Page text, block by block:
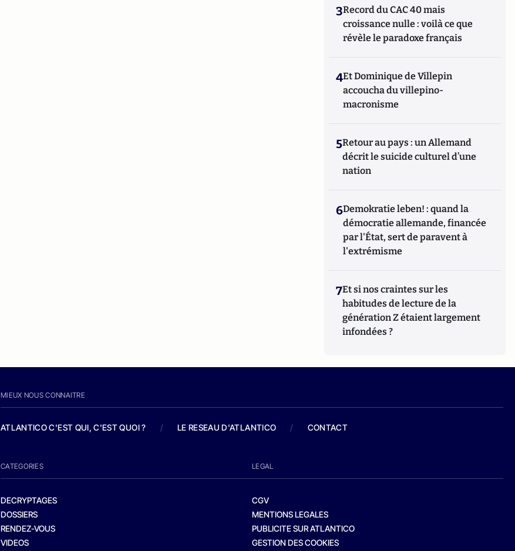
3Record du CAC 40 mais
croissance nulle : voilà ce que
révèle le paradoxe français
4Et Dominique de Villepin
accoucha du villepino-
macronisme
5Retour au pays : un Allemand
décrit le suicide culturel d’une
nation
6Demokratie leben! : quand la
démocratie allemande, financée
par l'État, sert de paravent à
l'extrémisme
7Et si nos craintes sur les
habitudes de lecture de la
génération Z étaient largement
infondées ?
MIEUX NOUS CONNAITRE
ATLANTICO C'EST QUI, C'EST QUOI ? / LE RESEAU D'ATLANTICO / CONTACT
CATEGORIES
DECRYPTAGES
DOSSIERS
RENDEZ-VOUS
VIDEOS
LEGAL
CGV
MENTIONS LEGALES
PUBLICITE SUR ATLANTICO
GESTION DES COOKIES